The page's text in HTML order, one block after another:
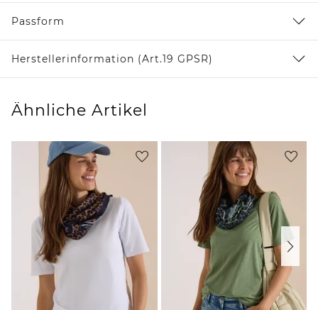
Passform
Herstellerinformation (Art.19 GPSR)
Ähnliche Artikel